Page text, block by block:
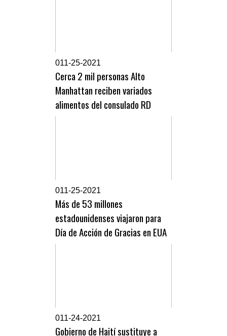
011-25-2021
Cerca 2 mil personas Alto
Manhattan reciben variados
alimentos del consulado RD
011-25-2021
Más de 53 millones
estadounidenses viajaron para
Día de Acción de Gracias en EUA
011-24-2021
Gobierno de Haití sustituye a